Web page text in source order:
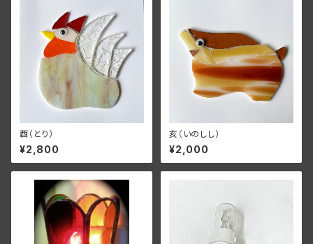
酉（とり）
¥2,800
亥（いのしし）
¥2,000